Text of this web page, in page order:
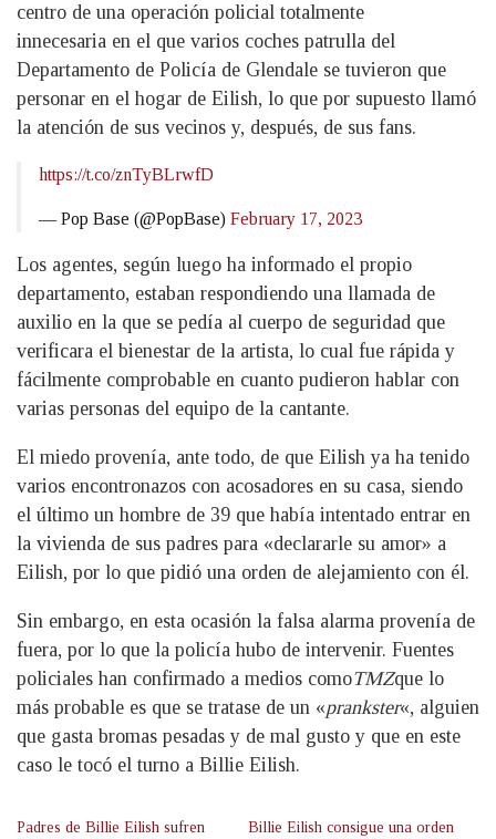
centro de una operación policial totalmente
innecesaria en el que varios coches patrulla del
Departamento de Policía de Glendale se tuvieron que
personar en el hogar de Eilish, lo que por supuesto llamó
la atención de sus vecinos y, después, de sus fans.
https://t.co/znTyBLrwfD
— Pop Base (@PopBase) February 17, 2023
Los agentes, según luego ha informado el propio
departamento, estaban respondiendo una llamada de
auxilio en la que se pedía al cuerpo de seguridad que
verificara el bienestar de la artista, lo cual fue rápida y
fácilmente comprobable en cuanto pudieron hablar con
varias personas del equipo de la cantante.
El miedo provenía, ante todo, de que Eilish ya ha tenido
varios encontronazos con acosadores en su casa, siendo
el último un hombre de 39 que había intentado entrar en
la vivienda de sus padres para «declararle su amor» a
Eilish, por lo que pidió una orden de alejamiento con él.
Sin embargo, en esta ocasión la falsa alarma provenía de
fuera, por lo que la policía hubo de intervenir. Fuentes
policiales han confirmado a medios comoTMZque lo
más probable es que se tratase de un «prankster«, alguien
que gasta bromas pesadas y de mal gusto y que en este
caso le tocó el turno a Billie Eilish.
Padres de Billie Eilish sufren Billie Eilish consigue una orden